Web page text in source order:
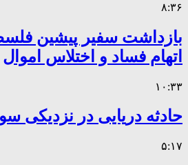
۸:۳۶
بازداشت سفیر پیشین
اتهام فساد و اختلاس اموال
۱۰:۳۳
حادثه دریایی در نزدیکی
۵:۱۷